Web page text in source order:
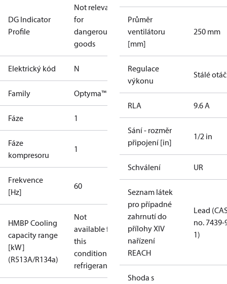
DG Indicator
Profile
Not relevant
for
dangerous
goods
Elektrický kód N
Family Optyma™
Fáze 1
Fáze
kompresoru
1
Frekvence
[Hz]
60
HMBP Cooling
capacity range
[kW]
(R513A/R134a)
Not
available for
this
condition /
refrigerant
Průměr
ventilátoru
[mm]
250 mm
Regulace
výkonu
Stálé
RLA 9.6 A
Sání - rozměr
připojení [in]
1/2 in
Schválení UR
Seznam látek
pro případné
zahrnutí do
přílohy XIV
nařízení
REACH
Lead
no. 7439-
1)
Shoda s